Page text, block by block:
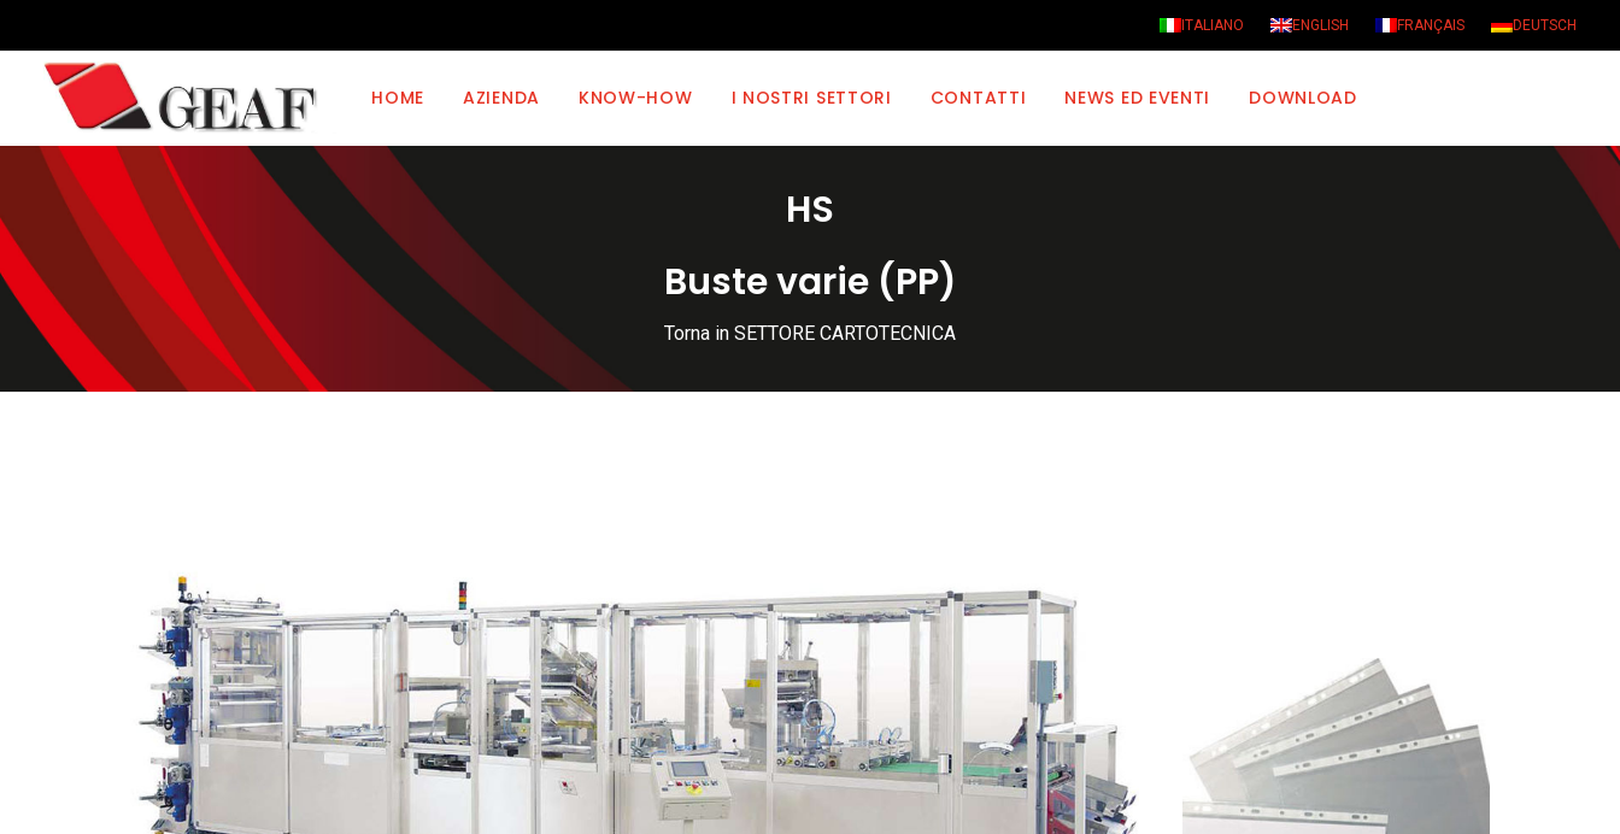
ITALIANO ENGLISH FRANÇAIS DEUTSCH
HOME AZIENDA KNOW-HOW I NOSTRI SETTORI CONTATTI NEWS ED EVENTI DOWNLOAD
HS
Buste varie (PP)
Torna in SETTORE CARTOTECNICA